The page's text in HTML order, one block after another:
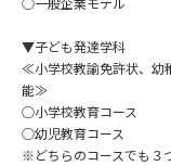
大学で学べる内容
▼子ども発達学科
≪小学校教諭免許状、幼
能≫
○小学校教育コース
○幼児教育コース
※どちらのコースでも３